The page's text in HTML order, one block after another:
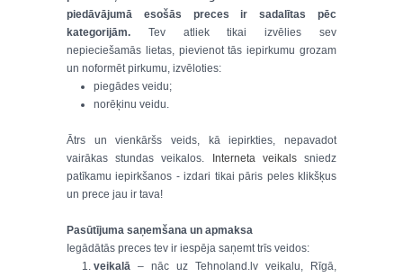
piedāvājumā esošās preces ir sadalītas pēc
kategorijām. Tev atliek tikai izvēlies sev
nepieciešamās lietas, pievienot tās iepirkumu grozam
un noformēt pirkumu, izvēloties:
piegādes veidu;
norēķinu veidu.
Ātrs un vienkāršs veids, kā iepirkties, nepavadot
vairākas stundas veikalos.
Interneta veikalssniedz
patīkamu iepirkšanos - izdari tikai pāris peles klikšķus
un prece jau ir tava!
Pasūtījuma saņemšana un apmaksa
Iegādātās preces tev ir iespēja saņemt trīs veidos:
veikalā – nāc uz Tehnoland.lv veikalu, Rīgā,